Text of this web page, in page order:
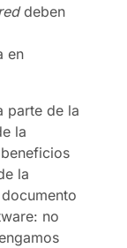
deben
en
parte de la
la
la
no